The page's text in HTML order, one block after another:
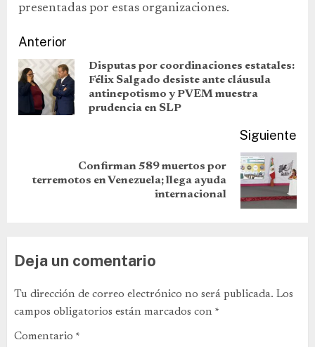
presentadas por estas organizaciones.
Anterior
Disputas por coordinaciones estatales:
Félix Salgado desiste ante cláusula
antinepotismo y PVEM muestra
prudencia en SLP
Siguiente
Confirman 589 muertos por
terremotos en Venezuela; llega ayuda
internacional
Deja un comentario
Tu dirección de correo electrónico no será publicada. Los
campos obligatorios están marcados con *
Comentario *